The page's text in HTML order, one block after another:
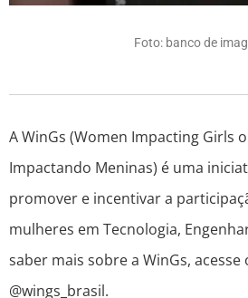
Foto: banco de
A WinGs (Women Impacting Girls
Impactando Meninas) é uma
promover e incentivar a
mulheres em Tecnologia,
saber mais sobre a WinGs, acesse
@wings_brasil.